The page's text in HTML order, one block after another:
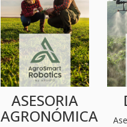
ASESORIA
AGRONÓMICA